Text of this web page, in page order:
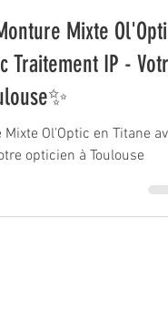
Mixte Ol'Optic
Traitement IP - Votre
Ol'Optic en Titane
opticien à Toulouse